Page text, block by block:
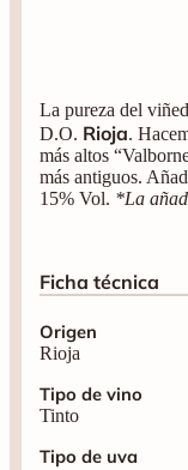
La pureza del
D.O. Rioja.
más altos
más antiguos.
15% Vol. *La
Ficha técnica
Origen
Rioja
Tipo de vino
Tinto
Tipo de uva